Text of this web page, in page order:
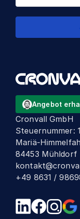
Angebot
Cronvall GmbH
Steuernummer:
Mariä-
84453 Mühldorf
+49 8631 /